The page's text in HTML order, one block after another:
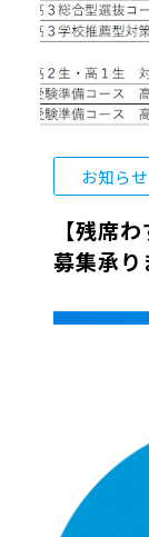
お知らせ
【残席
募集承り